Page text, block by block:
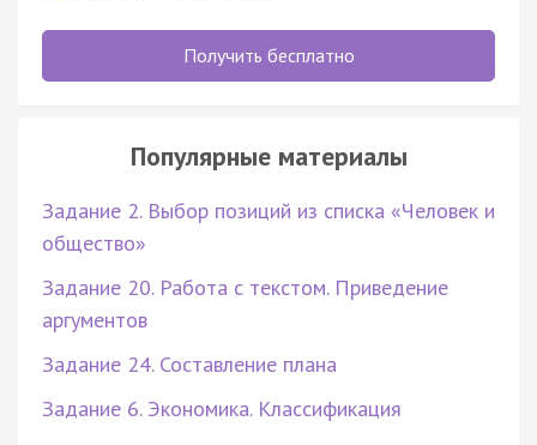
Получить бесплатно
Популярные материалы
Задание 2. Выбор позиций из списка «Человек и
общество»
Задание 20. Работа с текстом. Приведение
аргументов
Задание 24. Составление плана
Задание 6. Экономика. Классификация